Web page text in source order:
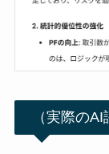
（実際の